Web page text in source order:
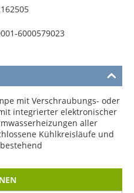
6000579023
mit Verschraubungs- oder
integrierter elektronischer
aller
Kühlkreisläufe und